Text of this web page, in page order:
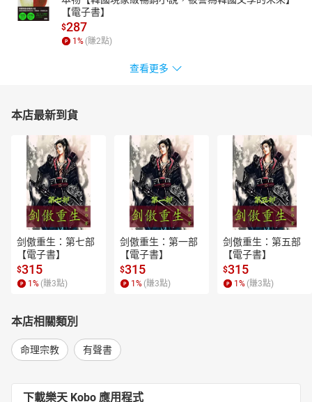
為高效人並不難。翻開書，先做個小測驗，找到適合自己的切入點
（割捨、熱情；專注、規劃、固執；謙卑、佛系），循序漸進，從
難度最低的練習開始，讓高效成為你做事情的一種習慣，活得高效
有聲出版：商周出版與尚儀數位學習聯合出版
書籍介紹
作者與朗讀者介紹
推薦專文 以合乎實證的高效技巧駕馭你的生活 劉議謙
自序 你可以很高效，也能好好過生活
目錄
開始之前，先來做個小測驗吧！
Lesson 1 如果可以好好做一件事，就不要敷衍完成五件事
Lesson 2 不好的習慣、工具，該丟就丟
Lesson 3 你的大腦不是無底洞，慎選要處理的資訊
Lesson 4 放棄不必要的身分標籤，你會更自在
Lesson 5 做自己愛的事情就對了
Lesson 6 面對不得不做的事情，先從培養熱情開始吧
Lesson 8 熱情固然有用，但不是萬能
Lesson 10 沒必要勉強自己按部就班，用自己的步調就對了
Lesson 11 認真玩樂，你才能在該努力的時候全力以赴
Lesson 13 寧願花時間多想，也不要貿然行事
【電子書】
$287
1 % (賺2點)
查看更多
本店最新到貨
剑傲重生：第七部
【電子書】
$315
1 % (賺3點)
剑傲重生：第一部
【電子書】
$315
1 % (賺3點)
剑傲重生：第五部
【電子書】
$315
1 % (賺3點)
本店相關類別
命理宗教 有聲書
下載樂天 Kobo 應用程式